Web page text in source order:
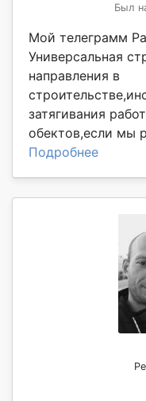
Был
Мой телеграмм
Универсальная
направления в
затягивания
обектов,если мы
Подробнее